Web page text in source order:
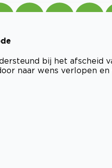
bij het afscheid
naar wens verlopen